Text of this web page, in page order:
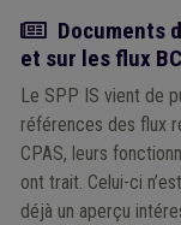
Actualité
Documents
et sur les flux
Le SPP IS vient de
références des flux
CPAS, leurs
ont trait. Celui-ci
déjà un aperçu